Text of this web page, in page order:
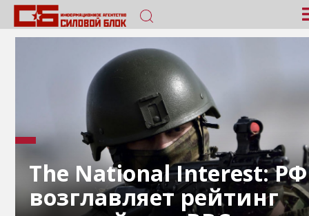
The National Interest: РФ
возглавляет рейтинг